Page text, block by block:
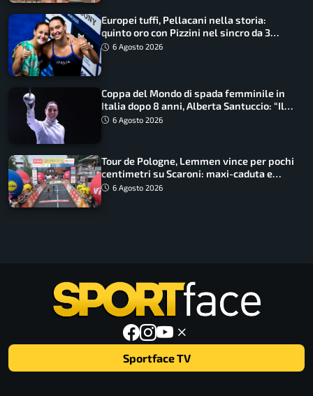
Europei tuffi, Pellacani nella storia:
quinto oro con Pizzini nel sincro da 3
metri
6 Agosto 2026
Coppa del Mondo di spada femminile in
Italia dopo 8 anni, Alberta Santuccio: “Il
lavoro dà sempre i suoi frutti”
6 Agosto 2026
Tour de Pologne, Lemmen vince per pochi
centimetri su Scaroni: maxi-caduta e
tappa accorciata
6 Agosto 2026
Sportface TV